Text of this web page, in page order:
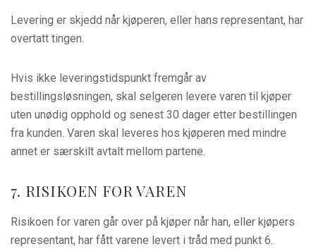
Levering er skjedd når kjøperen, eller hans representant, har
overtatt tingen.
Hvis ikke leveringstidspunkt fremgår av
bestillingsløsningen, skal selgeren levere varen til kjøper
uten unødig opphold og senest 30 dager etter bestillingen
fra kunden. Varen skal leveres hos kjøperen med mindre
annet er særskilt avtalt mellom partene.
7. RISIKOEN FOR VAREN
Risikoen for varen går over på kjøper når han, eller kjøpers
representant, har fått varene levert i tråd med punkt 6.